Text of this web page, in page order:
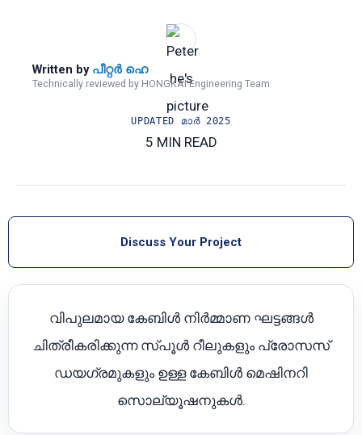
Written by പീറ്റർ ഹെ
Technically reviewed by HONGKAI Engineering Team
UPDATED മാര്‍ 2025
5 MIN READ
Discuss Your Project
വിപുലമായ കേബിൾ നിർമ്മാണ ഘട്ടങ്ങൾ
ചിത്രീകരിക്കുന്ന സ്പൂൾ റീലുകളും പ്രോസസ്
ഡയഗ്രമുകളും ഉള്ള കേബിൾ മെഷിനറി
സൊല്യൂഷനുകൾ.